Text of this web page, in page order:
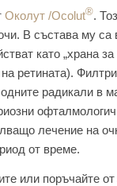
Околут /Ocolut®.
В състава му
като „храна
ретината).
радикали в
лечение на
от време.
или поръчайте